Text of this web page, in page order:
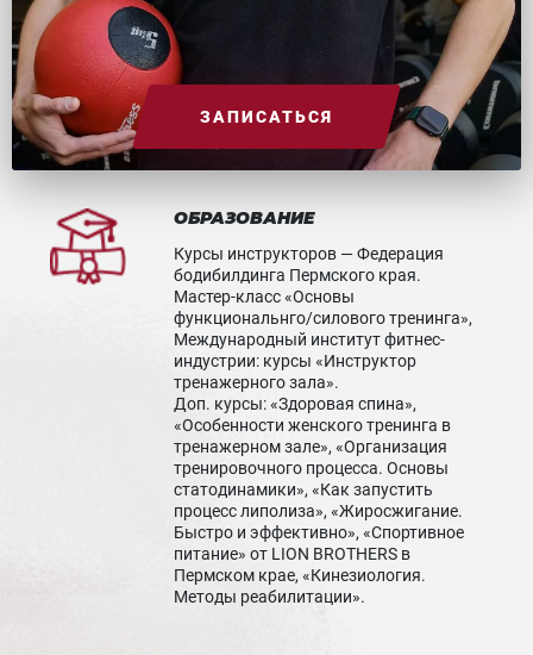
ЗАПИСАТЬСЯ
ОБРАЗОВАНИЕ
Курсы инструкторов — Федерация
бодибилдинга Пермского края.
Мастер-класс «Основы
функциональнго/силового тренинга»,
Международный институт фитнес-
индустрии: курсы «Инструктор
тренажерного зала».
Доп. курсы: «Здоровая спина»,
«Особенности женского тренинга в
тренажерном зале», «Организация
тренировочного процесса. Основы
статодинамики», «Как запустить
процесс липолиза», «Жиросжигание.
Быстро и эффективно», «Спортивное
питание» от LION BROTHERS в
Пермском крае, «Кинезиология.
Методы реабилитации».